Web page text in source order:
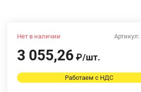
Артикул:
Нет в наличии
3 055,26 ₽/шт.
Работаем с НДС